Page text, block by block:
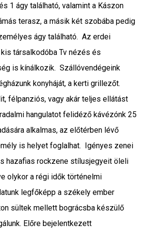
1 ágy található, valamint a Kászon
terasz, a másik két szobába pedig
ágy található. Az erdei
társalkodóba Tv nézés és
is kínálkozik. Szállóvendégeink
konyháját, a kerti grillezőt.
félpanziós, vagy akár teljes ellátást
hangulatot felidéző kávézónk 25
alkalmas, az előtérben lévő
is helyet foglalhat. Igényes zenei
hazafias rockzene stílusjegyeit öleli
olykor a régi idők történelmi
legfőképp a székely ember
sültek mellett bográcsba készülő
Előre bejelentkezett